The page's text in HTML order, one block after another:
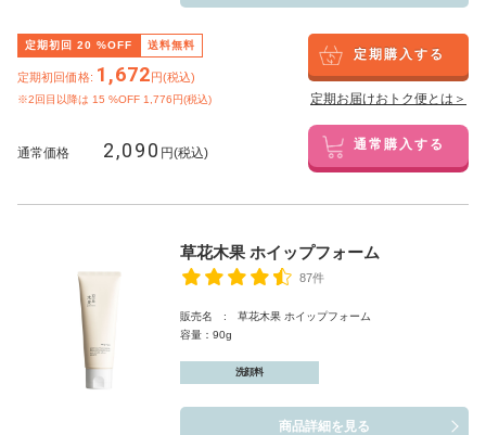
定期初回 20 %OFF 送料無料
定期初回価格: 1,672円(税込)
※2回目以降は 15 %OFF 1,776円(税込)
定期購入する
定期お届けおトク便とは＞
通常価格 2,090 円(税込) 通常購入する
草花木果 ホイップフォーム
87件
販売名 : 草花木果 ホイップフォーム
容量：90g
洗顔料
商品詳細を見る